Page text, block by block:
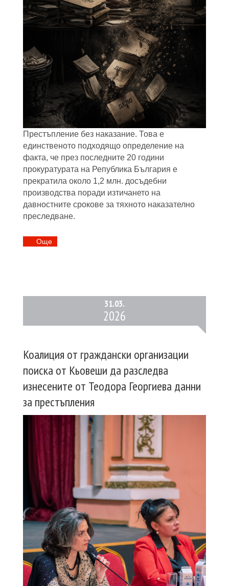
Престъпление без наказание. Това е
единственото подходящо определение на
факта, че през последните 20 години
прокуратурата на Република България е
прекратила около 1,2 млн. досъдебни
производства поради изтичането на
давностните срокове за тяхното наказателно
преследване.
Oще
31.03.
2026
Коалиция от граждански организации
поиска от Кьовеши да разследва
изнесените от Теодора Георгиева данни
за престъпления